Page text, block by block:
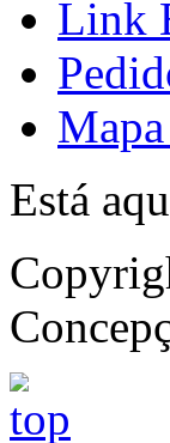
Link
Está